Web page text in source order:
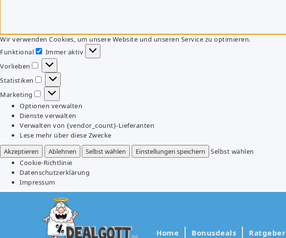
Wir verwenden Cookies, um unsere Website und unseren Service zu optimieren.
Funktional
Funktional
Immer aktiv
Vorlieben
Vorlieben
Statistiken
Statistiken
Marketing
Marketing
Optionen verwalten
Dienste verwalten
Verwalten von {vendor_count}-Lieferanten
Lese mehr über diese Zwecke
Akzeptieren
Ablehnen Selbst wählen Einstellungen speichern
Selbst wählen
Cookie-Richtlinie
Datenschutzerklärung
Impressum
Home Bonusdeals Ratgeber